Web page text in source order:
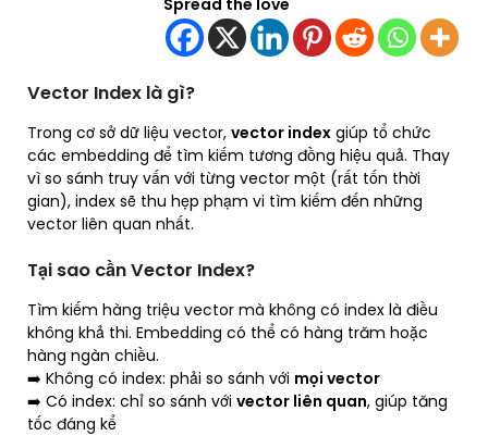
Spread the love
Vector Index là gì?
Trong cơ sở dữ liệu vector, vector index giúp tổ chức
các embedding để tìm kiếm tương đồng hiệu quả. Thay
vì so sánh truy vấn với từng vector một (rất tốn thời
gian), index sẽ thu hẹp phạm vi tìm kiếm đến những
vector liên quan nhất.
Tại sao cần Vector Index?
Tìm kiếm hàng triệu vector mà không có index là điều
không khả thi. Embedding có thể có hàng trăm hoặc
hàng ngàn chiều.
➡️ Không có index: phải so sánh với mọi vector
➡️ Có index: chỉ so sánh với vector liên quan, giúp tăng
tốc đáng kể